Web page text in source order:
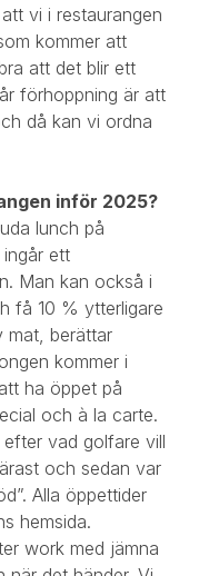
vi i restaurangen
kommer att
att det blir ett
förhoppning är att
då kan vi ordna
inför 2025?
lunch på
ingår ett
Man kan också i
få 10 % ytterligare
mat, berättar
kommer i
ha öppet på
och à la carte.
vad golfare vill
och sedan var
Alla öppettider
hemsida.
work med jämna